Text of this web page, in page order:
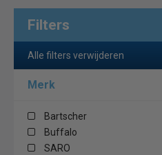
Filters
Alle filters verwijderen
Merk
Bartscher
Buffalo
SARO